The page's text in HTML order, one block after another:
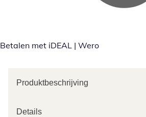
Betalen met iDEAL | Wero
Produktbeschrijving
Details